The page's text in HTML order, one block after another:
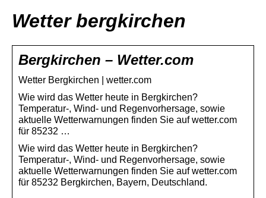
Wetter bergkirchen
Bergkirchen – Wetter.com
Wetter Bergkirchen | wetter.com
Wie wird das Wetter heute in Bergkirchen?
Temperatur-, Wind- und Regenvorhersage, sowie
aktuelle Wetterwarnungen finden Sie auf wetter.com
für 85232 …
Wie wird das Wetter heute in Bergkirchen?
Temperatur-, Wind- und Regenvorhersage, sowie
aktuelle Wetterwarnungen finden Sie auf wetter.com
für 85232 Bergkirchen, Bayern, Deutschland.